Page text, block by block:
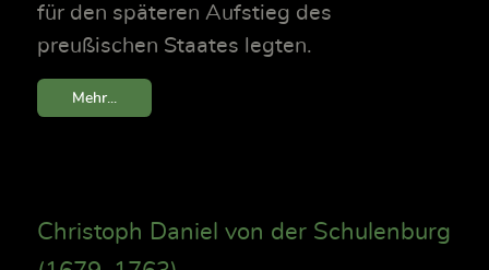
für den späteren Aufstieg des
preußischen Staates legten.
Mehr...
Christoph Daniel von der Schulenburg